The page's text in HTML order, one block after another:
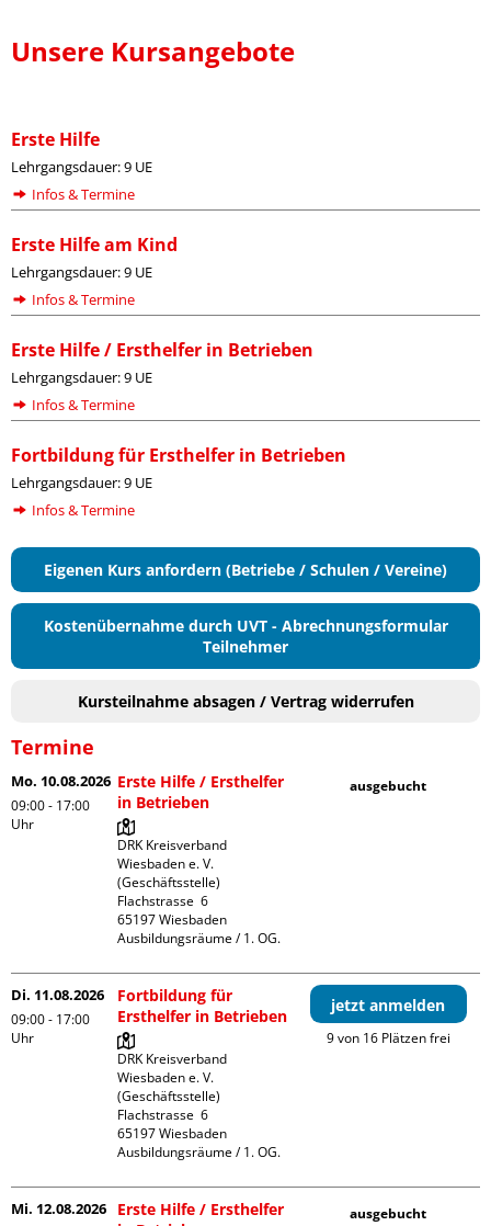
Unsere Kursangebote
Erste Hilfe
Lehrgangsdauer: 9 UE
Infos & Termine
Erste Hilfe am Kind
Lehrgangsdauer: 9 UE
Infos & Termine
Erste Hilfe / Ersthelfer in Betrieben
Lehrgangsdauer: 9 UE
Infos & Termine
Fortbildung für Ersthelfer in Betrieben
Lehrgangsdauer: 9 UE
Infos & Termine
Eigenen Kurs anfordern (Betriebe / Schulen / Vereine)
Kostenübernahme durch UVT - Abrechnungsformular
Teilnehmer
Kursteilnahme absagen / Vertrag widerrufen
Termine
Mo. 10.08.2026
09:00 - 17:00
Uhr
Erste Hilfe / Ersthelfer
in Betrieben
DRK Kreisverband
Wiesbaden e. V.
(Geschäftsstelle)
Flachstrasse  6
65197 Wiesbaden
Ausbildungsräume / 1. OG.
ausgebucht
Di. 11.08.2026
09:00 - 17:00
Uhr
Fortbildung für
Ersthelfer in Betrieben
DRK Kreisverband
Wiesbaden e. V.
(Geschäftsstelle)
Flachstrasse  6
65197 Wiesbaden
Ausbildungsräume / 1. OG.
jetzt anmelden
9 von 16 Plätzen frei
Mi. 12.08.2026
Erste Hilfe / Ersthelfer
ausgebucht